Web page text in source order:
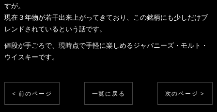
すが。
現在３年物が若干出来上がってきており、この銘柄にも少しだけブ
レンドされているという話です。
値段が手ごろで、現時点で手軽に楽しめるジャパニーズ・モルト・
ウイスキーです。
< 前のページ 一覧に戻る 次のページ >